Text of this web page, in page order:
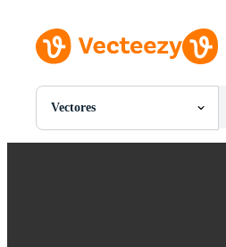
Vectores
Todas Imágenes